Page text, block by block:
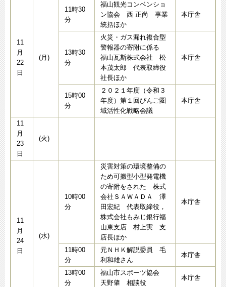
11
月
22
日
(月)
11時30
分
福山観光コンベンショ
ン協会 西 正尚 事業
統括ほか
本庁舎
13時30
分
火災・ガス漏れ複合型
警報器の寄附に係る
福山瓦斯株式会社 松
本茂太郎 代表取締役
社長ほか
本庁舎
15時00
分
２０２１年度（令和３
年度）第１回びんご圏
域活性化戦略会議
本庁舎
11
月
23
日
(火)
11
月
24
日
(水)
10時00
分
災害対策の環境整備の
ため可搬型小型発電機
の寄附をされた 株式
会社ＳＡＷＡＤＡ 澤
田宏紀 代表取締役，
株式会社もみじ銀行福
山東支店 村上実 支
店長ほか
本庁舎
11時00
分
元ＮＨＫ解説委員 毛
利和雄さん
本庁舎
13時00
分
福山市スポーツ協会
天野肇 相談役
本庁舎